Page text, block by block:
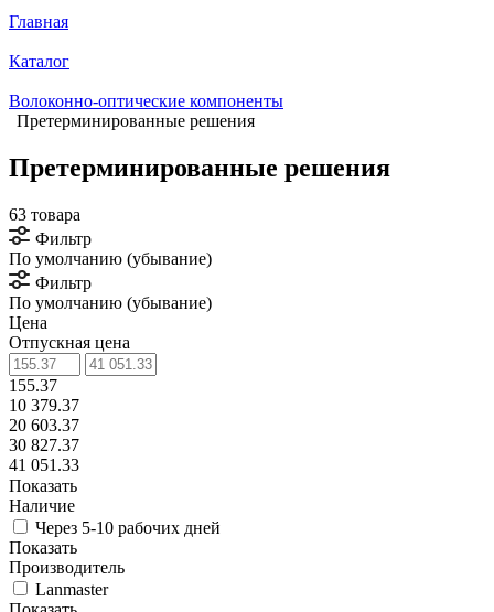
Главная
Каталог
Волоконно-оптические компоненты
Претерминированные решения
Претерминированные решения
63 товара
Фильтр
По умолчанию (убывание)
Фильтр
По умолчанию (убывание)
Цена
Отпускная цена
155.37
10 379.37
20 603.37
30 827.37
41 051.33
Показать
Наличие
Через 5-10 рабочих дней
Показать
Производитель
Lanmaster